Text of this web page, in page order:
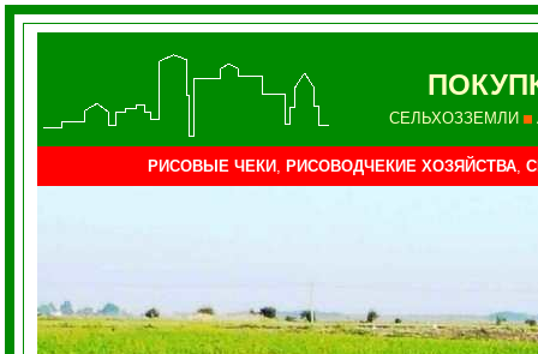
СЕЛЬХОЗЗЕМЛИ
РИСОВЫЕ ЧЕКИ , РИСОВОДЧЕКИЕ ХОЗЯЙСТВА,